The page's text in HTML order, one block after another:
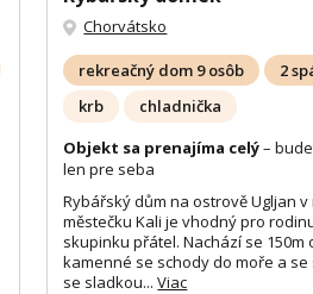
Chorvátsko
rekreačný dom 9 osôb
2
krb
chladnička
Objekt sa prenajíma celý–
len pre seba
Rybářský dům na ostrově Ugljan
městečku Kali je vhodný pro
skupinku přátel. Nachází se 150m
kamenné se schody do moře a se
se sladkou...Viac